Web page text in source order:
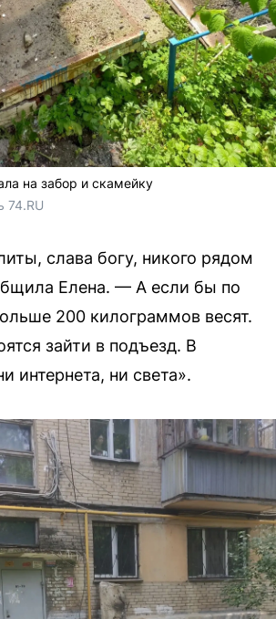
на забор и скамейку
74.RU
слава богу, никого рядом
Елена. — А если бы по
200 килограммов весят.
зайти в подъезд. В
интернета, ни света».